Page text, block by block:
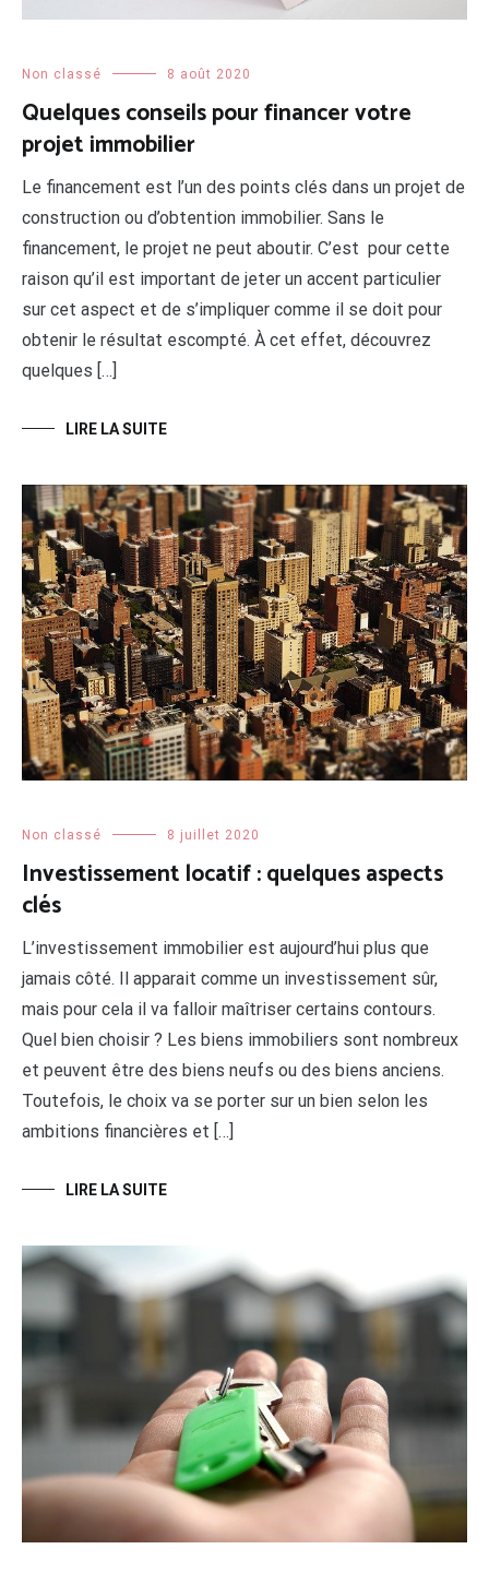
Non classé 8 août 2020
Quelques conseils pour financer votre
projet immobilier
Le financement est l’un des points clés dans un projet de
construction ou d’obtention immobilier. Sans le
financement, le projet ne peut aboutir. C’est pour cette
raison qu’il est important de jeter un accent particulier
sur cet aspect et de s’impliquer comme il se doit pour
obtenir le résultat escompté. À cet effet, découvrez
quelques […]
LIRE LA SUITE
Non classé 8 juillet 2020
Investissement locatif : quelques aspects
clés
L’investissement immobilier est aujourd’hui plus que
jamais côté. Il apparait comme un investissement sûr,
mais pour cela il va falloir maîtriser certains contours.
Quel bien choisir ? Les biens immobiliers sont nombreux
et peuvent être des biens neufs ou des biens anciens.
Toutefois, le choix va se porter sur un bien selon les
ambitions financières et […]
LIRE LA SUITE